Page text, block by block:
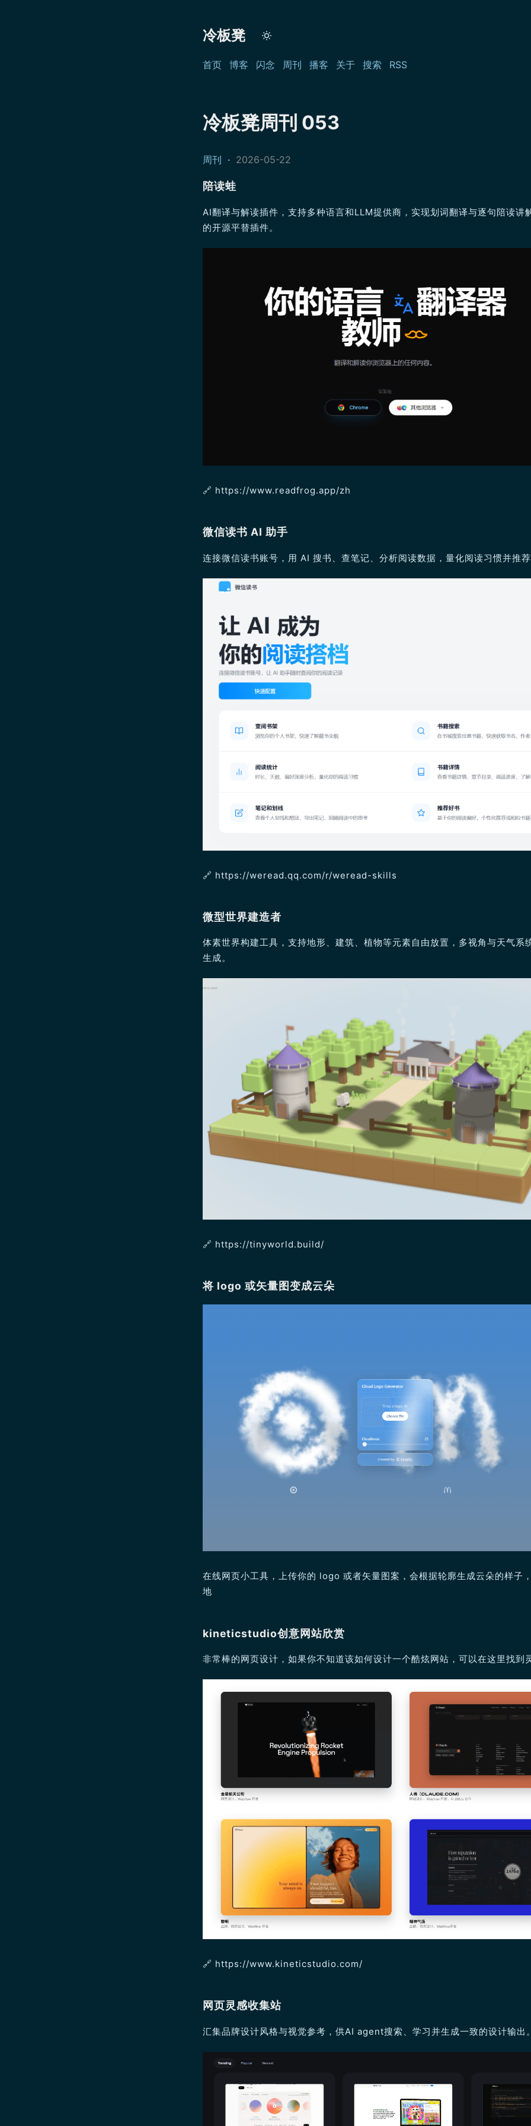
冷板凳
首页 博客 闪念 周刊 播客 关于 搜索 RSS
冷板凳周刊 053
周刊 · 2026-05-22
陪读蛙
AI翻译与解读插件，支持多种语言和LLM提供商，实现划词翻译与逐句陪读讲
的开源平替插件。
🔗 https://www.readfrog.app/zh
微信读书 AI 助手
连接微信读书账号，用 AI 搜书、查笔记、分析阅读数据，量化阅读习惯并推
🔗 https://weread.qq.com/r/weread-skills
微型世界建造者
体素世界构建工具，支持地形、建筑、植物等元素自由放置，多视角与天气系
生成。
🔗 https://tinyworld.build/
将 logo 或矢量图变成云朵
在线网页小工具，上传你的 logo 或者矢量图案，会根据轮廓生成云朵的样子
地
kineticstudio创意网站欣赏
非常棒的网页设计，如果你不知道该如何设计一个酷炫网站，可以在这里找到
🔗 https://www.kineticstudio.com/
网页灵感收集站
汇集品牌设计风格与视觉参考，供AI agent搜索、学习并生成一致的设计输出